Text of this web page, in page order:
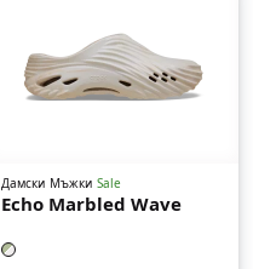
Дамски Мъжки Sale
Echo Marbled Wave